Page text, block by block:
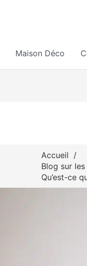
Maison Déco
Accueil
Blog sur
Qu’est-ce